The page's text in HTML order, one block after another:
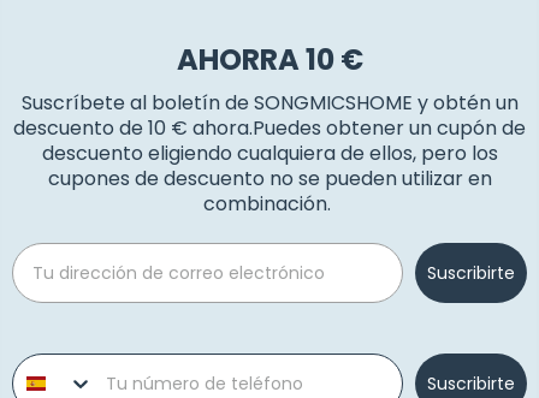
AHORRA 10 €
Suscríbete al boletín de SONGMICSHOME y obtén un
descuento de 10 € ahora.Puedes obtener un cupón de
descuento eligiendo cualquiera de ellos, pero los
cupones de descuento no se pueden utilizar en
combinación.
Email
Suscribirte
Phone number
Suscribirte